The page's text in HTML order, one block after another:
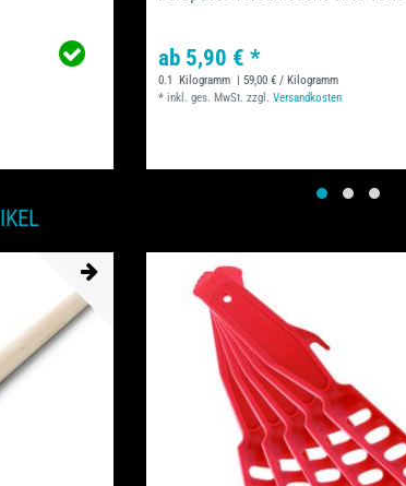
ab 5,90 € *
0.1 Kilogramm | 59,00 € / Kilogramm
*inkl. ges. MwSt. zzgl.Versandkosten